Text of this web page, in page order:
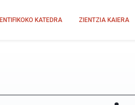
KATEDRA ZIENTZIA KAIERA